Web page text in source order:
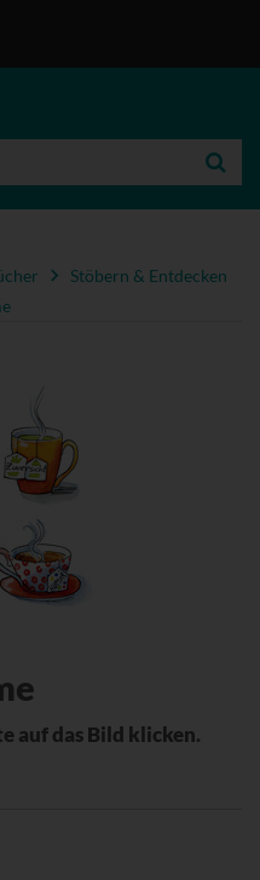
Stöbern & Entdecken
auf das Bild klicken.